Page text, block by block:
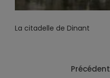
La citadelle de Dinant
Précédent